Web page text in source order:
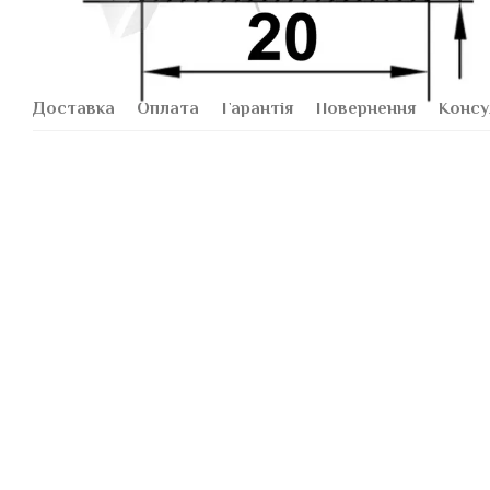
Доставка Оплата Гарантія Повернення